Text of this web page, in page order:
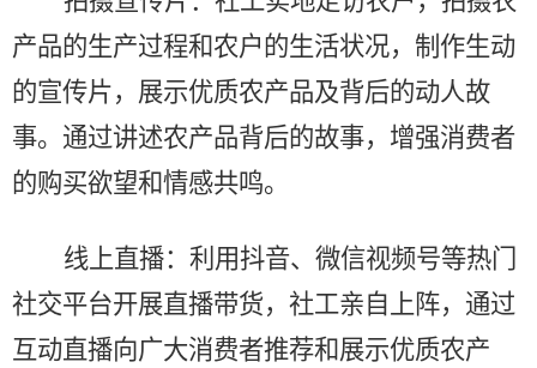
产品的生产过程和农户的生活状况，制作生动
的宣传片，展示优质农产品及背后的动人故
事。通过讲述农产品背后的故事，增强消费者
的购买欲望和情感共鸣。
线上直播：利用抖音、微信视频号等热门
社交平台开展直播带货，社工亲自上阵，通过
互动直播向广大消费者推荐和展示优质农产